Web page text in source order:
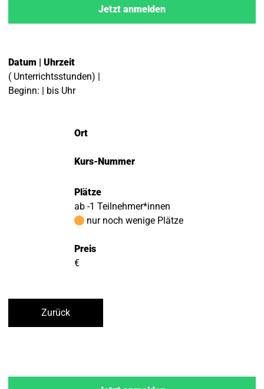
Jetzt anmelden
Datum | Uhrzeit
( Unterrichtsstunden) |
Beginn: | bis Uhr
Ort
Kurs-Nummer
Plätze
ab -1 Teilnehmer*innen
nur noch wenige Plätze
Preis
€
Zurück